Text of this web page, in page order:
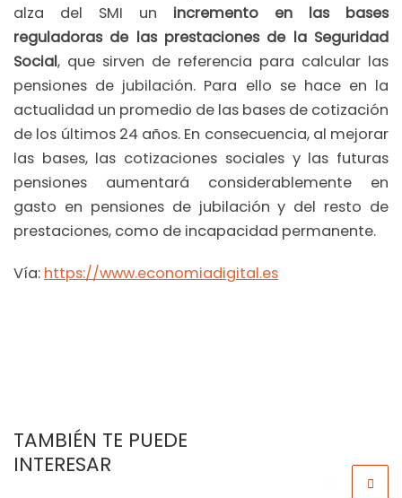
alza del SMI un incremento en las bases
reguladoras de las prestaciones de la Seguridad
Social, que sirven de referencia para calcular las
pensiones de jubilación. Para ello se hace en la
actualidad un promedio de las bases de cotización
de los últimos 24 años. En consecuencia, al mejorar
las bases, las cotizaciones sociales y las futuras
pensiones aumentará considerablemente en
gasto en pensiones de jubilación y del resto de
prestaciones, como de incapacidad permanente.
Vía: https://www.economiadigital.es
TAMBIÉN TE PUEDE
INTERESAR